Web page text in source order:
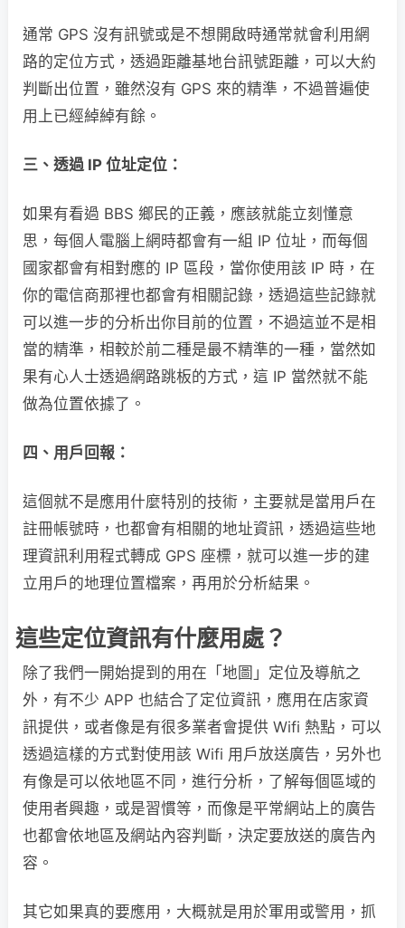
通常 GPS 沒有訊號或是不想開啟時通常就會利用網
路的定位方式，透過距離基地台訊號距離，可以大約
判斷出位置，雖然沒有 GPS 來的精準，不過普遍使
用上已經綽綽有餘。
三、透過 IP 位址定位：
如果有看過 BBS 鄉民的正義，應該就能立刻懂意
思，每個人電腦上網時都會有一組 IP 位址，而每個
國家都會有相對應的 IP 區段，當你使用該 IP 時，在
你的電信商那裡也都會有相關記錄，透過這些記錄就
可以進一步的分析出你目前的位置，不過這並不是相
當的精準，相較於前二種是最不精準的一種，當然如
果有心人士透過網路跳板的方式，這 IP 當然就不能
做為位置依據了。
四、用戶回報：
這個就不是應用什麼特別的技術，主要就是當用戶在
註冊帳號時，也都會有相關的地址資訊，透過這些地
理資訊利用程式轉成 GPS 座標，就可以進一步的建
立用戶的地理位置檔案，再用於分析結果。
這些定位資訊有什麼用處？
除了我們一開始提到的用在「地圖」定位及導航之
外，有不少 APP 也結合了定位資訊，應用在店家資
訊提供，或者像是有很多業者會提供 Wifi 熱點，可以
透過這樣的方式對使用該 Wifi 用戶放送廣告，另外也
有像是可以依地區不同，進行分析，了解每個區域的
使用者興趣，或是習慣等，而像是平常網站上的廣告
也都會依地區及網站內容判斷，決定要放送的廣告內
容。
其它如果真的要應用，大概就是用於軍用或警用，抓